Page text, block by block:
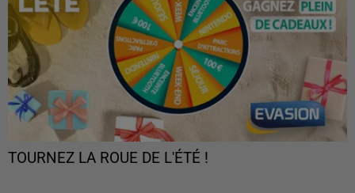
TOURNEZ LA ROUE DE L'ÉTÉ !